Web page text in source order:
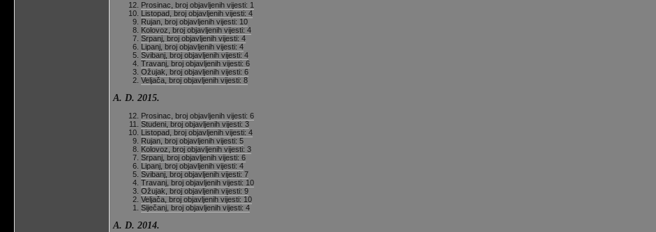
Prosinac, broj objavljenih vijesti: 1
Listopad, broj objavljenih vijesti: 4
Rujan, broj objavljenih vijesti: 10
Kolovoz, broj objavljenih vijesti: 4
Srpanj, broj objavljenih vijesti: 4
Lipanj, broj objavljenih vijesti: 4
Svibanj, broj objavljenih vijesti: 4
Travanj, broj objavljenih vijesti: 6
Ožujak, broj objavljenih vijesti: 6
Veljača, broj objavljenih vijesti: 8
A. D. 2015.
Prosinac, broj objavljenih vijesti: 6
Studeni, broj objavljenih vijesti: 3
Listopad, broj objavljenih vijesti: 4
Rujan, broj objavljenih vijesti: 5
Kolovoz, broj objavljenih vijesti: 3
Srpanj, broj objavljenih vijesti: 6
Lipanj, broj objavljenih vijesti: 4
Svibanj, broj objavljenih vijesti: 7
Travanj, broj objavljenih vijesti: 10
Ožujak, broj objavljenih vijesti: 9
Veljača, broj objavljenih vijesti: 10
Siječanj, broj objavljenih vijesti: 4
A. D. 2014.